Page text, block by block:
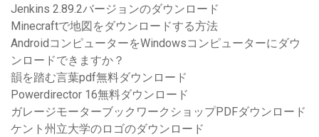
Jenkins 2.89.2バージョンのダウンロード
Minecraftで地図をダウンロードする方法
AndroidコンピューターをWindowsコンピューターにダウ
ンロードできますか？
韻を踏む言葉pdf無料ダウンロード
Powerdirector 16無料ダウンロード
ガレージモーターブックワークショップPDFダウンロード
ケント州立大学のロゴのダウンロード